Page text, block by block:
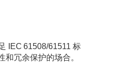
IEC 61508/61511 标
冗余保护的场合。